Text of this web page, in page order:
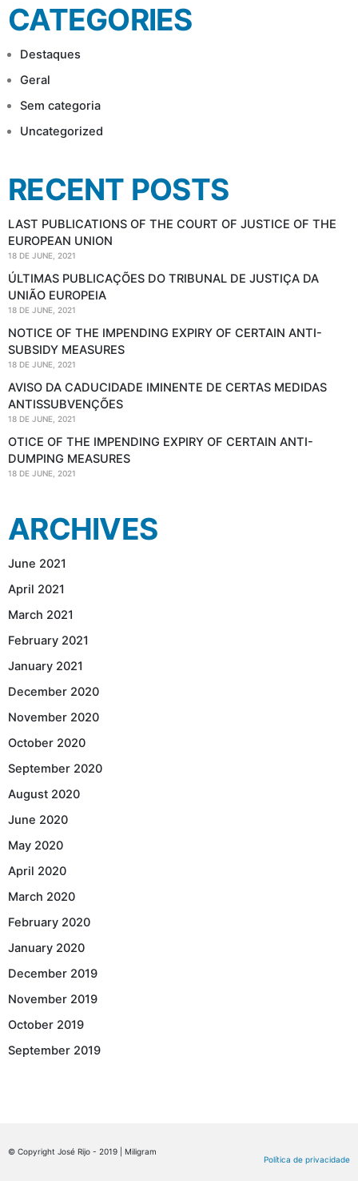
CATEGORIES
Destaques
Geral
Sem categoria
Uncategorized
RECENT POSTS
LAST PUBLICATIONS OF THE COURT OF JUSTICE OF THE
EUROPEAN UNION
18 DE JUNE, 2021
ÚLTIMAS PUBLICAÇÕES DO TRIBUNAL DE JUSTIÇA DA
UNIÃO EUROPEIA
18 DE JUNE, 2021
NOTICE OF THE IMPENDING EXPIRY OF CERTAIN ANTI-
SUBSIDY MEASURES
18 DE JUNE, 2021
AVISO DA CADUCIDADE IMINENTE DE CERTAS MEDIDAS
ANTISSUBVENÇÕES
18 DE JUNE, 2021
OTICE OF THE IMPENDING EXPIRY OF CERTAIN ANTI-
DUMPING MEASURES
18 DE JUNE, 2021
ARCHIVES
June 2021
April 2021
March 2021
February 2021
January 2021
December 2020
November 2020
October 2020
September 2020
August 2020
June 2020
May 2020
April 2020
March 2020
February 2020
January 2020
December 2019
November 2019
October 2019
September 2019
© Copyright José Rijo - 2019 | Miligram
Política de privacidade